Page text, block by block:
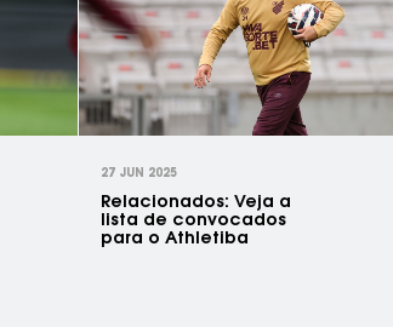
27 JUN 2025
Relacionados: Veja a
lista de convocados
para o Athletiba